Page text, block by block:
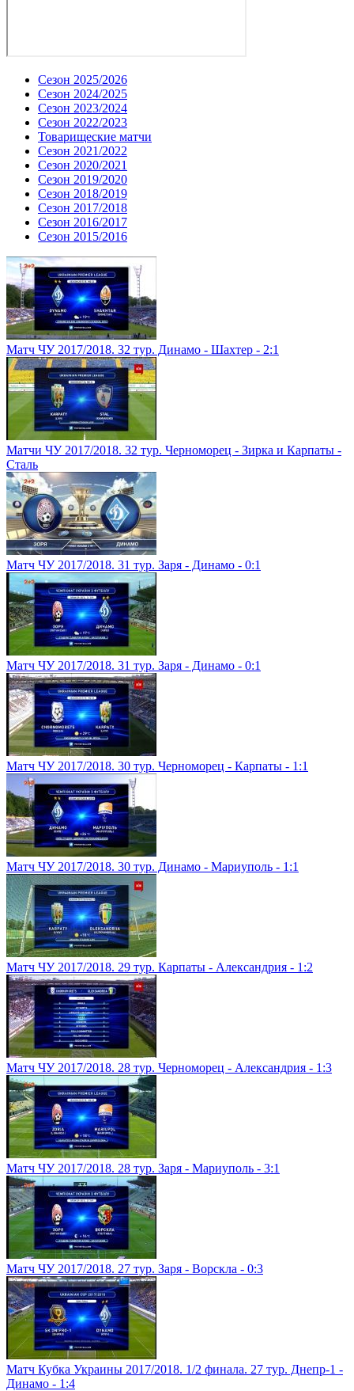
Сезон 2025/2026
Сезон 2024/2025
Сезон 2023/2024
Сезон 2022/2023
Товарищеские матчи
Сезон 2021/2022
Сезон 2020/2021
Сезон 2019/2020
Сезон 2018/2019
Сезон 2017/2018
Сезон 2016/2017
Сезон 2015/2016
Матч ЧУ 2017/2018. 32 тур. Динамо - Шахтер - 2:1
Матчи ЧУ 2017/2018. 32 тур. Черноморец - Зирка и Карпаты -
Сталь
Матч ЧУ 2017/2018. 31 тур. Заря - Динамо - 0:1
Матч ЧУ 2017/2018. 31 тур. Заря - Динамо - 0:1
Матч ЧУ 2017/2018. 30 тур. Черноморец - Карпаты - 1:1
Матч ЧУ 2017/2018. 30 тур. Динамо - Мариуполь - 1:1
Матч ЧУ 2017/2018. 29 тур. Карпаты - Александрия - 1:2
Матч ЧУ 2017/2018. 28 тур. Черноморец - Александрия - 1:3
Матч ЧУ 2017/2018. 28 тур. Заря - Мариуполь - 3:1
Матч ЧУ 2017/2018. 27 тур. Заря - Ворскла - 0:3
Матч Кубка Украины 2017/2018. 1/2 финала. 27 тур. Днепр-1 -
Динамо - 1:4